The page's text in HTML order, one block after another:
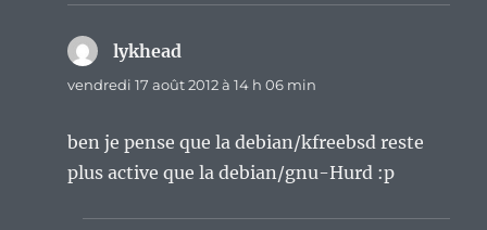
lykhead
vendredi 17 août 2012 à 14 h 06 min
ben je pense que la debian/kfreebsd reste
plus active que la debian/gnu-Hurd :p